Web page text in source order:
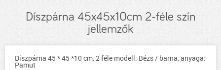
Díszpárna 45x45x10cm 2-féle szín
jellemzők
Diszpárna 45 * 45 *10 cm, 2 féle modell: Bézs / barna, anyaga:
Pamut